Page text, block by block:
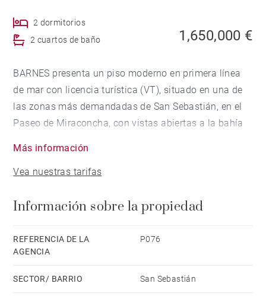
2 dormitorios
2 cuartos de baño
1,650,000 €
BARNES presenta un piso moderno en primera línea
de mar con licencia turística (VT), situado en una de
las zonas más demandadas de San Sebastián, en el
Paseo de Miraconcha, con vistas abiertas a la bahía
La vivienda cuenta con aproximadamente 110 m² y se
hormigón de construcción reciente, que combina
frente al mar.
La distribución es cómoda y equilibrada. La zona de
Más información
Vea nuestras tarifas
Información sobre la propiedad
REFERENCIA DE LA
AGENCIA
P076
SECTOR/ BARRIO San Sebastián